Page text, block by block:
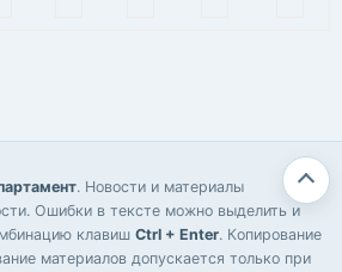
. Новости и материалы
Ошибки в тексте можно выделить и
клавиш Ctrl + Enter. Копирование
материалов допускается только при